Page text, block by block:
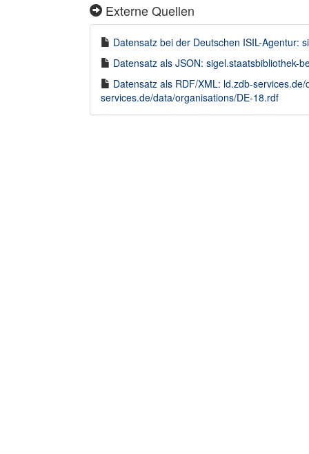
Externe Quellen
Datensatz bei der Deutschen ISIL-Agentur:
Datensatz als JSON: sigel.staatsbibliothek-
Datensatz als RDF/XML: ld.zdb-
services.de/data/organisations/DE-18.rdf